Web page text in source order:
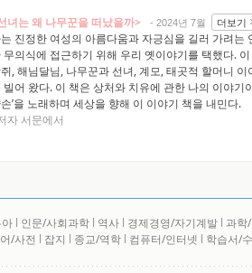
녀는 왜 나무꾼을 떠났을까> - 2024년 7월 더보기
진정한 여성의 아름다움과 자긍심을 길러 가려는
무의식에 접근하기 위해 우리 옛이야기를 택했다.
, 해님달님, 나무꾼과 선녀, 계모, 태곳적 할머니
빌어 왔다. 이 책은 상처와 치유에 관한 나의 이야기
’을 노래하며 세상을 향해 이 이야기 책을 내민다.
자 서문에서
l 인문/사회과학 l 역사 l 경제경영/자기계발 l 과학
/사전 l 잡지 l 종교/역학 l 컴퓨터/인터넷 l 학습서/